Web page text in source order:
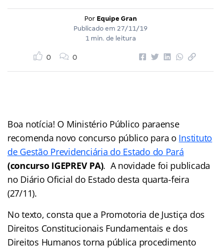
Por Equipe Gran
Publicado em 27/11/19
1 min. de leitura
0 0
Boa notícia! O Ministério Público paraense
recomenda novo concurso público para o Instituto
de Gestão Previdenciária do Estado do Pará
(concurso IGEPREV PA). A novidade foi publicada
no Diário Oficial do Estado desta quarta-feira
(27/11).
No texto, consta que a Promotoria de Justiça dos
Direitos Constitucionais Fundamentais e dos
Direitos Humanos torna pública procedimento